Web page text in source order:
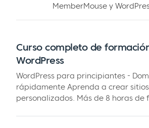
MemberMouse y
Curso completo de
WordPress
WordPress para principiantes -
rápidamente Aprenda a crear sitios
personalizados. Más de 8 horas de